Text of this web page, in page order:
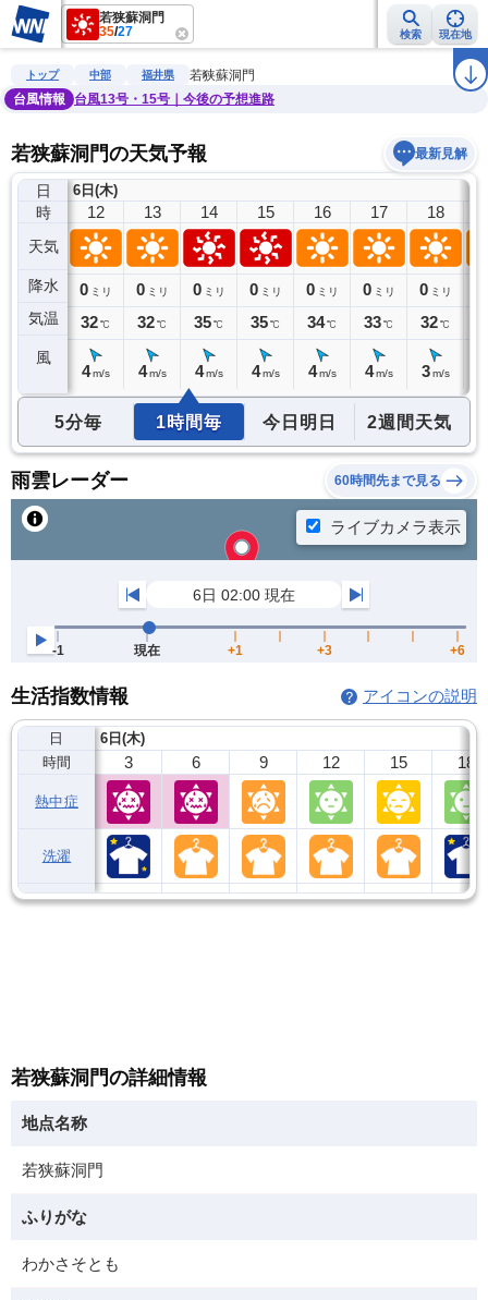
若狭蘇洞門
35/27 検索 現在地
雨雲レーダー 台風情報 地震情報 ラ
トップ 中部 福井県
若狭蘇洞門
台風情報
台風13号・15号｜今後の予想進路
若狭蘇洞門の天気予報 最新見解
日
時
天気
降水
気温
風
6日(木)
11
0ミリ
31℃
12
0 ミリ
32℃
4 m/s
13
0 ミリ
32℃
4 m/s
14
0 ミリ
35℃
4 m/s
15
0 ミリ
35℃
4 m/s
16
0 ミリ
34℃
4 m/s
17
0 ミリ
33℃
4 m/s
18
0 ミリ
32℃
3 m/s
5分毎 1時間毎 今日明日 2週間天気
雨雲レーダー 60時間先まで見る
生活指数情報 アイコンの説明
日
時間
熱中症
洗濯
6日(木)
3 6 9 12 15 18
若狭蘇洞門の詳細情報
地点名称
若狭蘇洞門
ふりがな
わかさそとも